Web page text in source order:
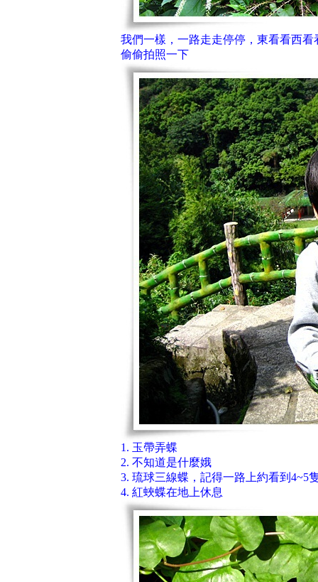
我們一樣，一路走走停停，東看看西
偷偷拍照一下
1. 玉帶弄蝶
2. 不知道是什麼娥
3. 琉球三線蝶，記得一路上約看到4~5
4. 紅蛺蝶在地上休息